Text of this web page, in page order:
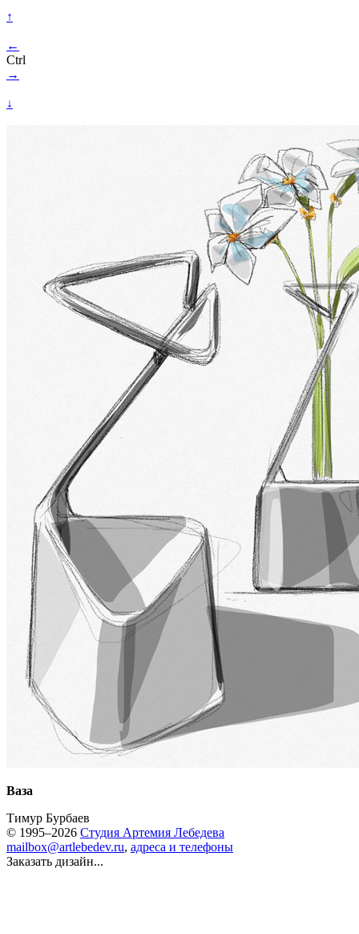
↑
←
Ctrl
→
↓
Ваза
Тимур Бурбаев
© 1995–2026 Студия Артемия Лебедева
mailbox@artlebedev.ru, адреса и телефоны
Заказать дизайн...